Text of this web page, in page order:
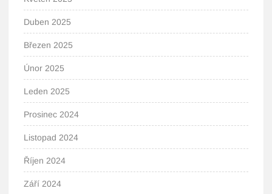
Duben 2025
Březen 2025
Únor 2025
Leden 2025
Prosinec 2024
Listopad 2024
Říjen 2024
Září 2024